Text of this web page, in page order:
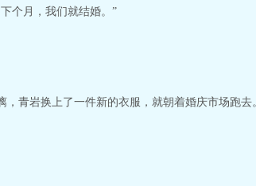
个月，我们就结婚。”
青岩换上了一件新的衣服，就朝着婚庆市场跑去